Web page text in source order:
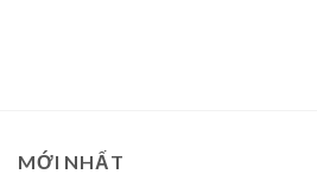
MỚI NHẤT